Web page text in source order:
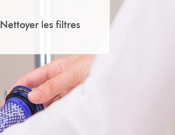
Nettoyer les filtres